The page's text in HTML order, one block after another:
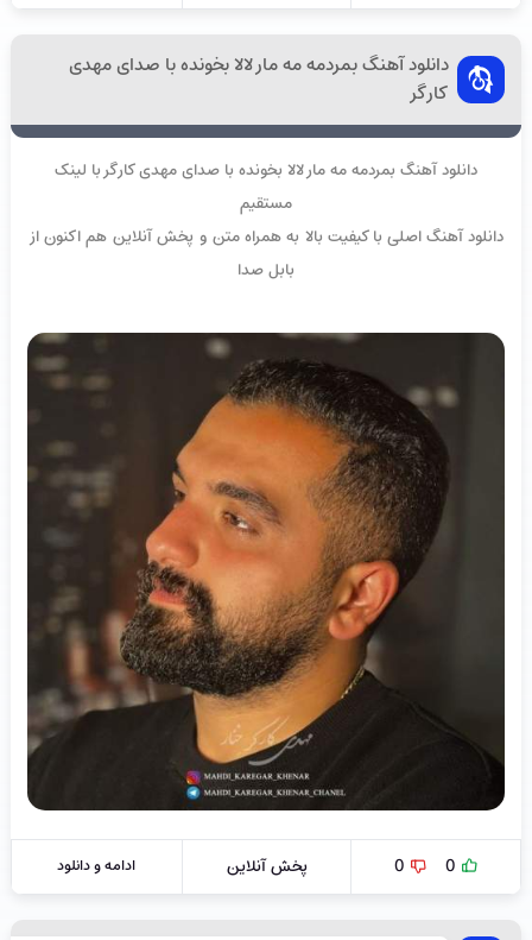
دانلود آهنگ بمردمه مه مار لالا بخونده با صدای مهدی
کارگر
دانلود آهنگ بمردمه مه مار لالا بخونده با صدای مهدی کارگر با لینک
مستقیم
دانلود آهنگ اصلی با کیفیت بالا به همراه متن و پخش آنلاین هم اکنون از
بابل صدا
0
0 پخش آنلاین ادامه و دانلود